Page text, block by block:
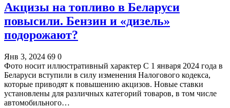
Акцизы на топливо в Беларуси
повысили. Бензин и «дизель»
подорожают?
Янв 3, 2024 69 0
Фото носит иллюстративный характер С 1 января 2024 года в
Беларуси вступили в силу изменения Налогового кодекса,
которые приводят к повышению акцизов. Новые ставки
установлены для различных категорий товаров, в том числе
автомобильного…